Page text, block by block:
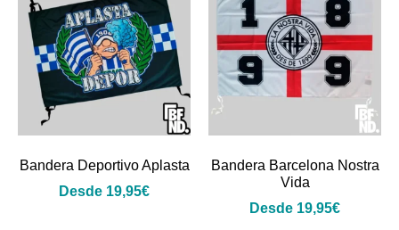
Bandera Deportivo Aplasta
Desde 19,95€
Bandera Barcelona Nostra
Vida
Desde 19,95€